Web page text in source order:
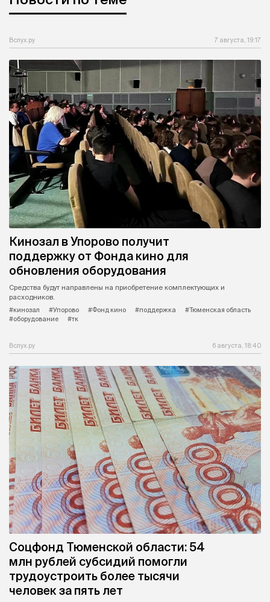
Вслух.ру 7 августа, 19:17
Кинозал в Упорово получит
поддержку от Фонда кино для
обновления оборудования
Средства будут направлены на приобретение комплектующих и
расходников.
#кинозал
#Упорово #Фонд кино #поддержка
#Тюменская область
#оборудование
#тк
Вслух.ру 6 августа, 18:40
Соцфонд Тюменской области: 54
млн рублей субсидий помогли
трудоустроить более тысячи
человек за пять лет